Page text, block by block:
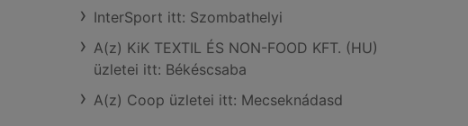
InterSport itt: Szombathelyi
A(z) KiK TEXTIL ÉS NON-FOOD KFT. (HU)
üzletei itt: Békéscsaba
A(z) Coop üzletei itt: Mecseknádasd